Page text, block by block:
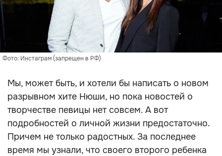
Фото: Инстаграм (запрещен в РФ)
Мы, может быть, и хотели бы написать о новом
разрывном хите Нюши, но пока новостей о
творчестве певицы нет совсем. А вот
подробностей о личной жизни предостаточно.
Причем не только радостных. За последнее
время мы узнали, что своего второго ребенка